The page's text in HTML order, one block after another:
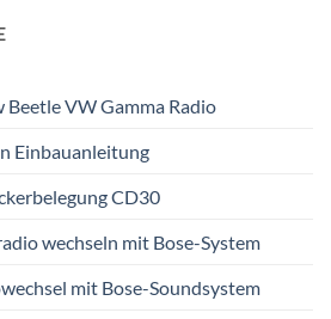
Beetle VW Gamma Radio
Einbauanleitung
CD30
wechseln mit Bose-System
mit Bose-Soundsystem